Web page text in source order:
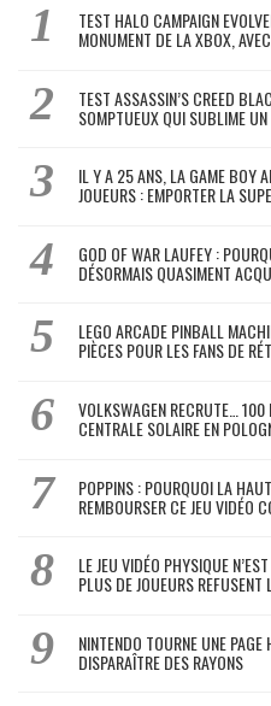
TEST HALO CAMPAIGN
MONUMENT DE LA XBOX,
TEST ASSASSIN’S CREED
SOMPTUEUX QUI SUBLIME
IL Y A 25 ANS, LA GAME BOY
JOUEURS : EMPORTER LA
GOD OF WAR LAUFEY :
DÉSORMAIS QUASIMENT
LEGO ARCADE PINBALL
PIÈCES POUR LES FANS DE
VOLKSWAGEN RECRUTE…
CENTRALE SOLAIRE EN
POPPINS : POURQUOI LA
REMBOURSER CE JEU VIDÉO
LE JEU VIDÉO PHYSIQUE
PLUS DE JOUEURS
NINTENDO TOURNE UNE
DISPARAÎTRE DES RAYONS